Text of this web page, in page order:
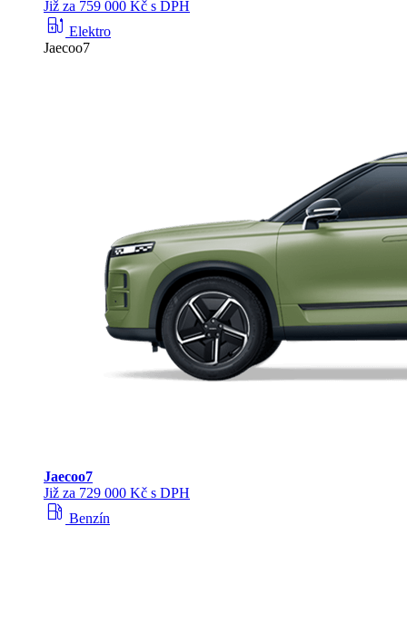
Již za 759 000 Kč s DPH
ev_station Elektro
Jaecoo7
Jaecoo7
Již za 729 000 Kč s DPH
local_gas_station Benzín